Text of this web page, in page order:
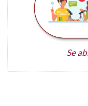
Se